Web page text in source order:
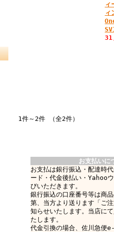
ィ
1件～2件 （全2件）
お支払いに
お支払は銀行振込・配達時
ード・代金後払い・Yahoo
びいただきます。
銀行振込の口座番号等は商
第、当方より送ります「ご
知らせいたします。当店に
たします。
代金引換の場合、佐川急